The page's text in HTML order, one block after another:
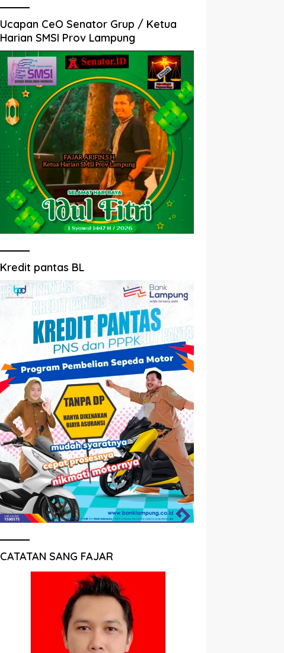
Ucapan CeO Senator Grup / Ketua
Harian SMSI Prov Lampung
Kredit pantas BL
CATATAN SANG FAJAR